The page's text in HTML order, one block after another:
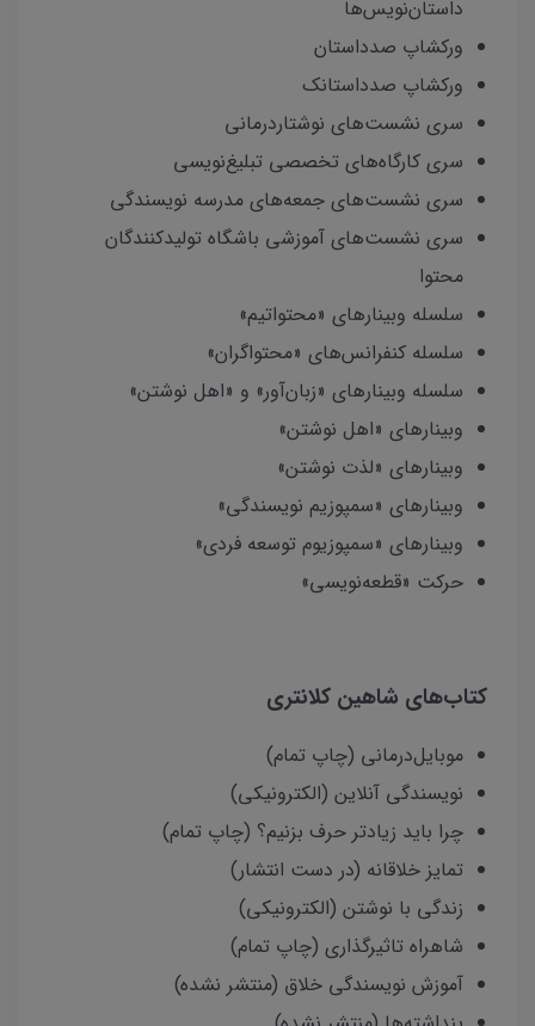
داستان‌نویس‌ها
ورکشاپ صدداستان
ورکشاپ صدداستانک
سری نشست‌های نوشتاردرمانی
سری کارگاه‌های تخصصی تبلیغ‌نویسی
سری نشست‌های جمعه‌های مدرسه نویسندگی
سری نشست‌های آموزشی باشگاه تولیدکنندگان
محتوا
سلسله وبینارهای «محتواتیم»
سلسله کنفرانس‌‌های «محتواگران»
سلسله وبینارهای «زبان‌آور» و «اهل نوشتن»
وبینارهای «اهل نوشتن»
وبینارهای «لذت نوشتن»
وبینارهای «سمپوزیم نویسندگی»
وبینارهای «سمپوزیوم توسعه فردی»
حرکت «قطعه‌نویسی»
کتاب‌های شاهین کلانتری
موبایل‌درمانی (چاپ تمام)
نویسندگی آنلاین (الکترونیکی)
چرا باید زیادتر حرف بزنیم؟ (چاپ تمام)
تمایز خلاقانه (در دست انتشار)
زندگی با نوشتن (الکترونیکی)
شاهراه تاثیرگذاری (چاپ تمام)
آموزش نویسندگی خلاق (منتشر نشده)